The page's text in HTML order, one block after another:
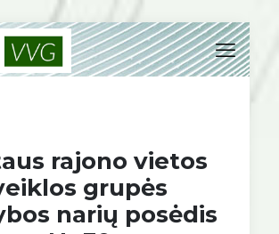
rajono vietos
grupės
narių posėdis